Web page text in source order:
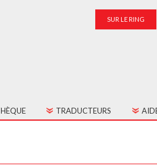
SUR LE RING
TRADUCTEURS